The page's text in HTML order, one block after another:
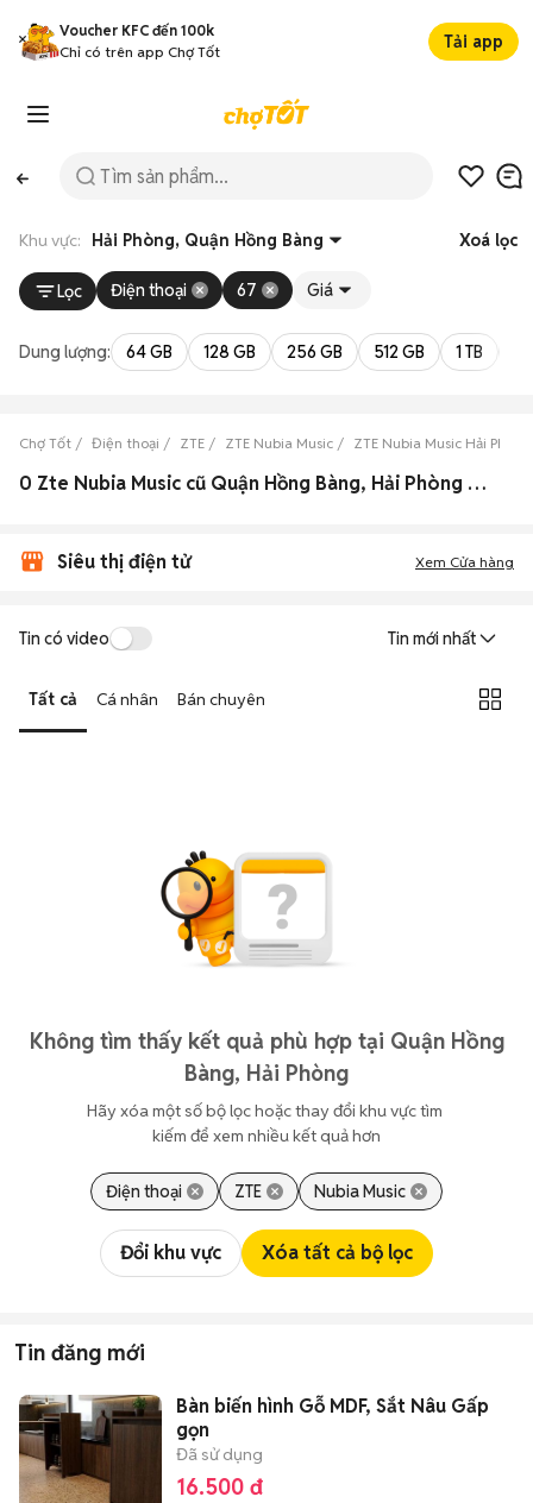
Voucher KFC đến 100k
Chỉ có trên app Chợ Tốt
Tải app
Khu vực: Hải Phòng, Quận Hồng Bàng Xoá lọc
Lọc Điện thoại 67 Giá
Dung lượng: 64 GB 128 GB 256 GB 512 GB 1 TB
Chợ Tốt Điện thoại ZTE ZTE Nubia Music ZTE Nubia Music Hải Phòng
0 Zte Nubia Music cũ Quận Hồng Bàng, Hải Phòng đẹp
Siêu thị điện tử Xem Cửa hàng
Tin có video Tin mới nhất
Tất cả Cá nhân Bán chuyên
Không tìm thấy kết quả phù hợp tại Quận Hồng
Bàng, Hải Phòng
Hãy xóa một số bộ lọc hoặc thay đổi khu vực tìm
kiếm để xem nhiều kết quả hơn
Điện thoại ZTE Nubia Music
Đổi khu vực Xóa tất cả bộ lọc
Tin đăng mới
Bàn biến hình Gỗ MDF, Sắt Nâu Gấp
gọn
Đã sử dụng
16.500 đ